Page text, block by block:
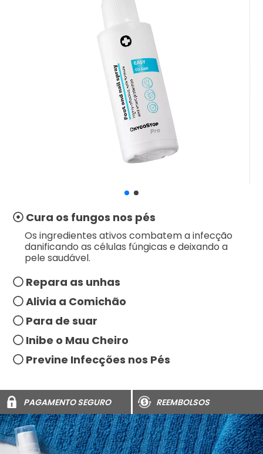
Cura os fungos nos pés
Os ingredientes ativos combatem a infecção
danificando as células fúngicas e deixando a
pele saudável.
Repara as unhas
Alivia a Comichão
Para de suar
Inibe o Mau Cheiro
Previne Infecções nos Pés
PAGAMENTO SEGURO REEMBOLSOS